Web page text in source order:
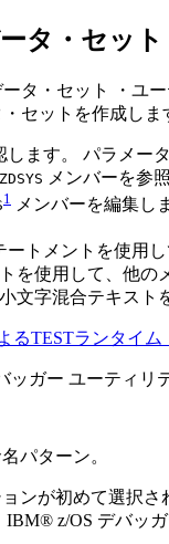
タ・セット
タ・セット ・ユ
セットを作成し
ます。 パラメー
メンバーを参
1
メンバーを編集し
ートメントを使用
を使用して、他の
文字混合テキス
るTESTランタイ
ッガー ユーティリ
パターン。
ンが初めて選択
IBM® z/OS デバッ